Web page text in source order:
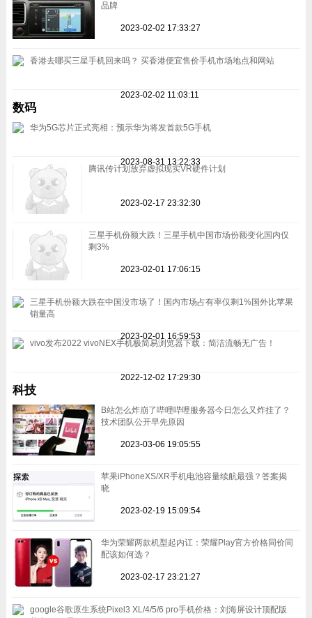
品牌
2023-02-02 17:33:27
香港去哪买三星手机回来吗？ 买香港便宜售价手机市场地点和网站
2023-02-02 11:03:11
数码
华为5G芯片正式亮相：预示华为将发首款5G手机
2023-08-31 13:22:33
腾讯传计划放弃虚拟现实VR硬件计划
2023-02-17 23:32:30
三星手机份额大跌！三星手机中国市场份额变化国内仅
剩3%
2023-02-01 17:06:15
三星手机份额大跌在中国没市场了！国内市场占有率仅剩1%国外比苹果
销量高
2023-02-01 16:59:53
vivo发布2022 vivoNEX手机极简易浏览器下载：简洁流畅无广告！
2022-12-02 17:29:30
科技
B站怎么炸崩了哔哩哔哩服务器今日怎么又炸挂了？
技术团队公开早先原因
2023-03-06 19:05:55
苹果iPhoneXS/XR手机电池容量续航最强？答案揭
晓
2023-02-19 15:09:54
华为荣耀两款机型起内讧：荣耀Play官方价格同价同
配该如何选？
2023-02-17 23:21:27
google谷歌原生系统Pixel3 XL/4/5/6 pro手机价格：刘海屏设计顶配版